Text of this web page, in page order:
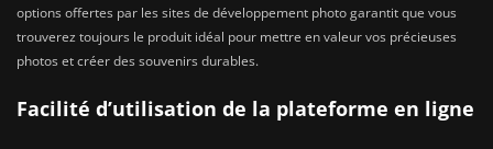
options offertes par les sites de développement photo garantit que vous
trouverez toujours le produit idéal pour mettre en valeur vos précieuses
photos et créer des souvenirs durables.
Facilité d’utilisation de la plateforme en ligne